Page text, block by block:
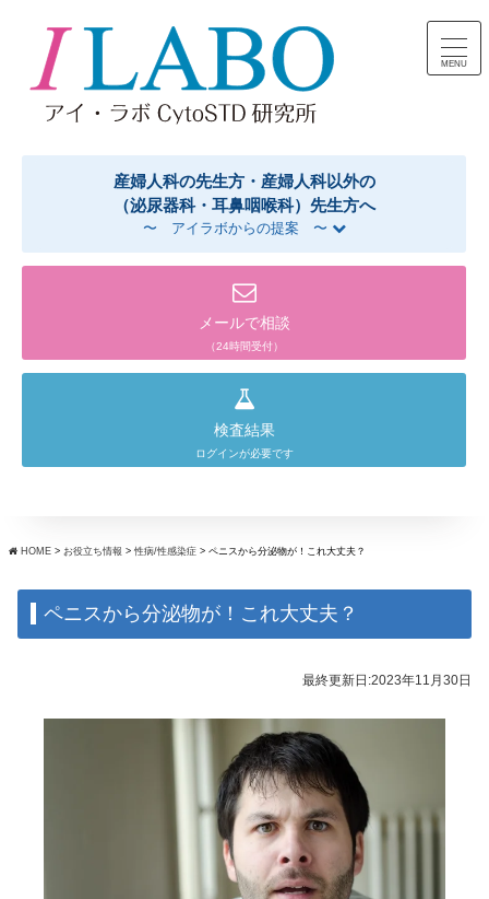
コンテンツへスキップ
産婦人科の先生方・産婦人科以外の
（泌尿器科・耳鼻咽喉科）先生方へ
〜 アイラボからの提案 〜
メールで相談
（24時間受付）
検査結果
ログインが必要です
HOME> お役立ち情報 > 性病/性感染症> ペニスから分泌物が！これ大丈夫？
ペニスから分泌物が！これ大丈夫？
最終更新日:2023年11月30日